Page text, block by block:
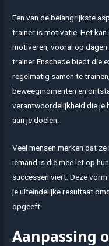
Een van de belangrijkste
trainer is motivatie. Het
motiveren, vooral op dagen
trainer Enschede biedt die
regelmatig samen te
beweegmomenten en
verantwoordelijkheid die je
aan je doelen.
Veel mensen merken dat
iemand is die mee let op
successen viert. Deze
je uiteindelijke resultaat
opgeeft.
Aanpassing